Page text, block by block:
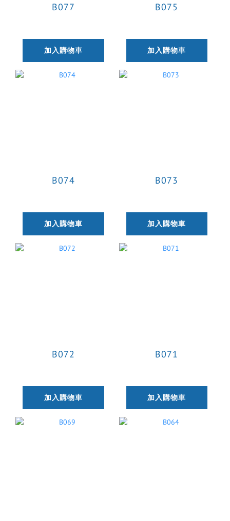
B077
加入購物車
B075
加入購物車
B074
加入購物車
B073
加入購物車
B072
加入購物車
B071
加入購物車